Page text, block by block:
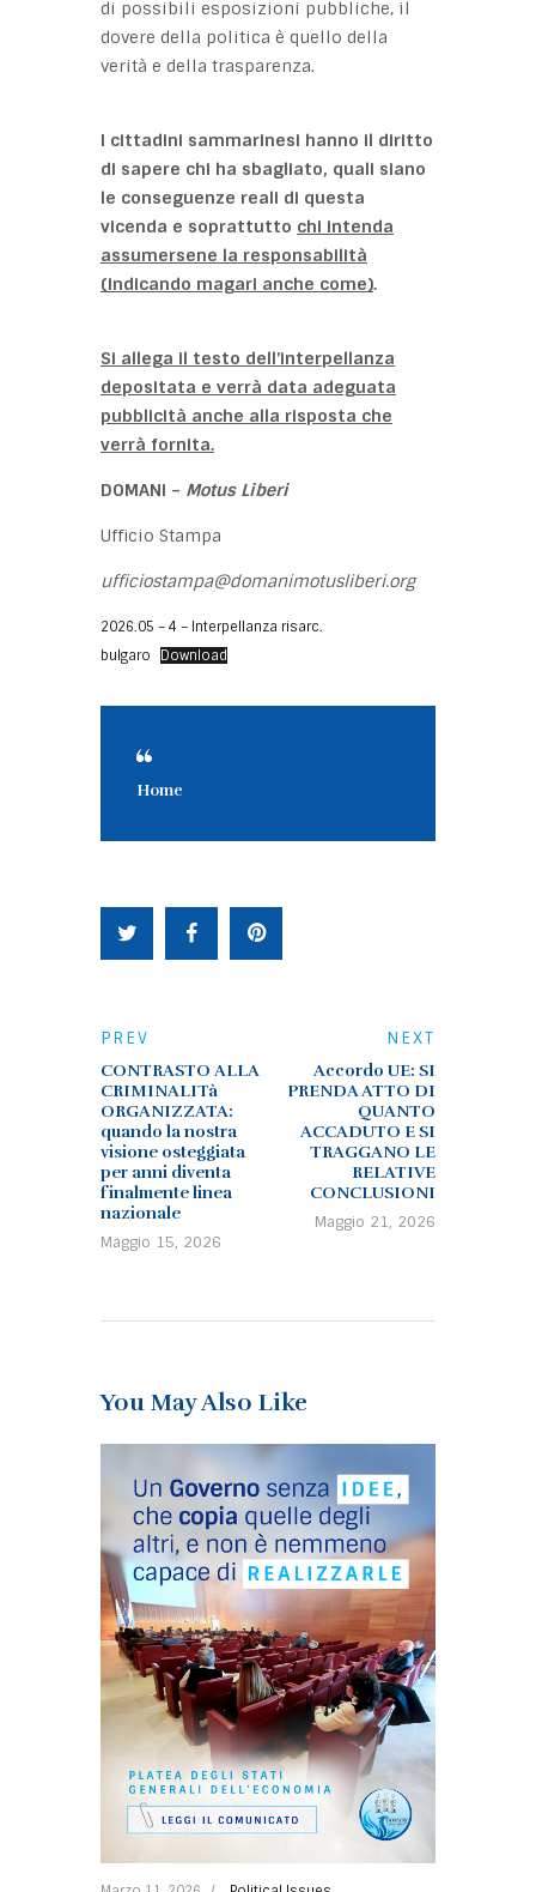
di possibili esposizioni pubbliche, il
dovere della politica è quello della
verità e della trasparenza.
I cittadini sammarinesi hanno il diritto
di sapere chi ha sbagliato, quali siano
le conseguenze reali di questa
vicenda e soprattutto chi intenda
assumersene la responsabilità
(indicando magari anche come).
Si allega il testo dell’interpellanza
depositata e verrà data adeguata
pubblicità anche alla risposta che
verrà fornita.
DOMANI – Motus Liberi
Ufficio Stampa
ufficiostampa@domanimotusliberi.org
2026.05 – 4 – Interpellanza risarc.
bulgaro
Download
Home
PREV
CONTRASTO ALLA
CRIMINALITà
ORGANIZZATA:
quando la nostra
visione osteggiata
per anni diventa
finalmente linea
nazionale
Maggio 15, 2026
NEXT
Accordo UE: SI
PRENDA ATTO DI
QUANTO
ACCADUTO E SI
TRAGGANO LE
RELATIVE
CONCLUSIONI
Maggio 21, 2026
You May Also Like